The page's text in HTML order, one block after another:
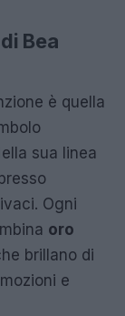
Bea
è quella
sua linea
Ogni
oro
brillano di
e